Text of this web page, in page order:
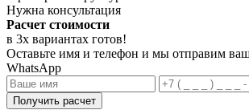
Нужна консультация
Расчет стоимости
в 3х вариантах готов!
Оставьте имя и телефон и мы отправим ваш
WhatsApp
Получить расчет